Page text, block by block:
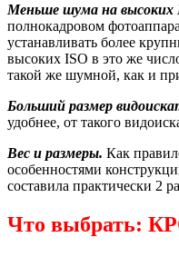
Меньше шума на высоких
полнокадровом
устанавливать более
высоких ISO в это же
такой же шумной, как и
Больший размер
удобнее, от такого
Вес и размеры. Как
особенностями
составила практически 2
Что выбрать: